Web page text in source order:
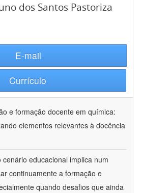
dos Santos Pastoriza
E-mail
Currículo
e formação docente em química:
elementos relevantes à docência
cenário educacional implica num
continuamente a formação e
quando desafios que ainda